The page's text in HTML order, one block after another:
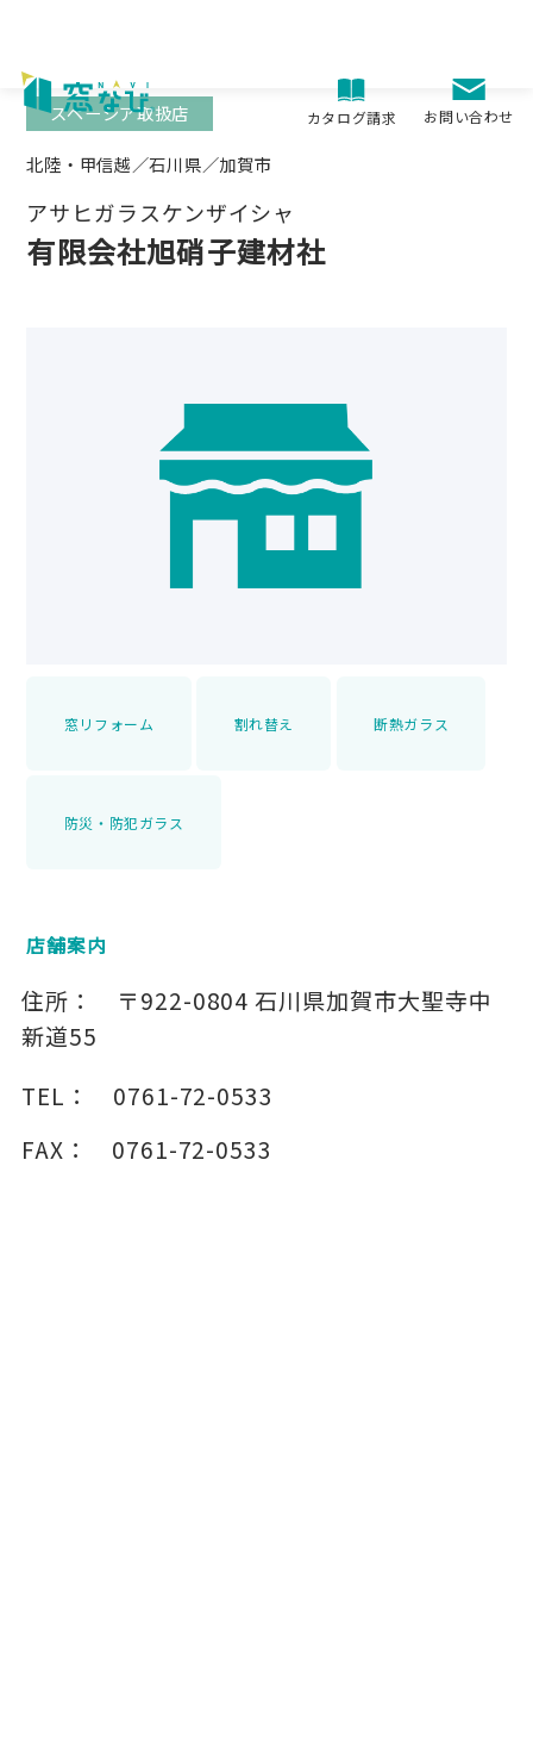
content
カタログ請求 お問い合わせ
北陸・甲信越／石川県／加賀市
アサヒガラスケンザイシャ
有限会社旭硝子建材社
スペーシア取扱店
窓リフォーム 割れ替え 断熱ガラス
防災・防犯ガラス
店舗案内
住所： 〒922-0804 石川県加賀市大聖寺中
新道55
TEL：
0761-72-0533
FAX：
0761-72-0533